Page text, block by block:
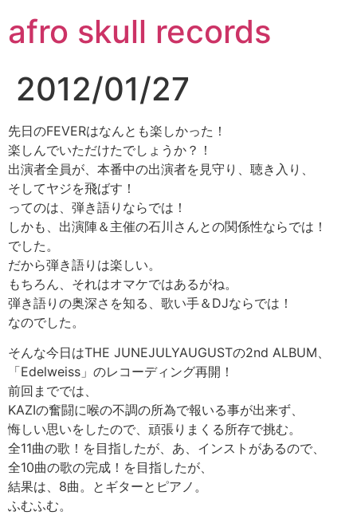
ン
テ
ス
キ
ッ
プ
afro skull records
2012/01/27
先日のFEVERはなんとも楽しかった！
楽しんでいただけたでしょうか？！
出演者全員が、本番中の出演者を見守り、聴き入り、
そしてヤジを飛ばす！
ってのは、弾き語りならでは！
しかも、出演陣＆主催の石川さんとの関係性ならでは！
でした。
だから弾き語りは楽しい。
もちろん、それはオマケではあるがね。
弾き語りの奥深さを知る、歌い手＆DJならでは！
なのでした。
そんな今日はTHE JUNEJULYAUGUSTの2nd ALBUM、
「Edelweiss」のレコーディング再開！
前回まででは、
KAZIの奮闘に喉の不調の所為で報いる事が出来ず、
悔しい思いをしたので、頑張りまくる所存で挑む。
全11曲の歌！を目指したが、あ、インストがあるので、
全10曲の歌の完成！を目指したが、
結果は、8曲。とギターとピアノ。
ふむふむ。